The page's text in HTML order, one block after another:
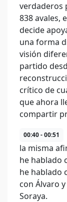
verdaderos
838 avales,
decide
una forma
visión
partido
crítico de
que ahora
compartir
00:40 - 00:51
la misma
he hablado
he hablado
con Álvaro
Soraya.